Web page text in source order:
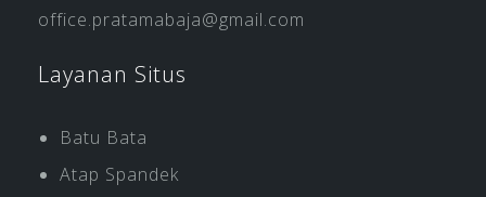
office.pratamabaja@gmail.com
Layanan Situs
Batu Bata
Atap Spandek